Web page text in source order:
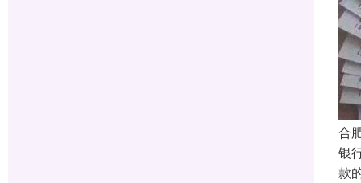
合
银
款